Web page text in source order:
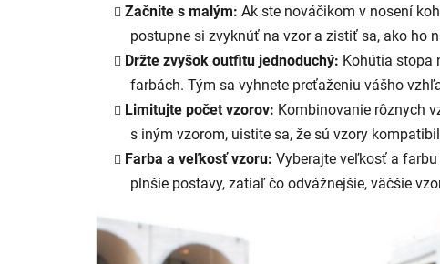
Začnite s malým: Ak ste nováčikom v nosení
postupne si zvyknúť na vzor a zistiť sa, ako ho
Držte zvyšok outfitu jednoduchý: Kohútia stopa
farbách. Tým sa vyhnete preťaženiu vášho
Limitujte počet vzorov: Kombinovanie rôznych
s iným vzorom, uistite sa, že sú vzory
Farba a veľkosť vzoru: Vyberajte veľkosť a
plnšie postavy, zatiaľ čo odvážnejšie, väčšie